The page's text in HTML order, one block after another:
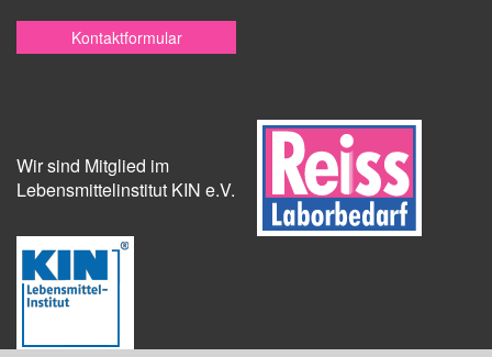
Kontaktformular
Wir sind Mitglied im
Lebensmittelinstitut KIN e.V.